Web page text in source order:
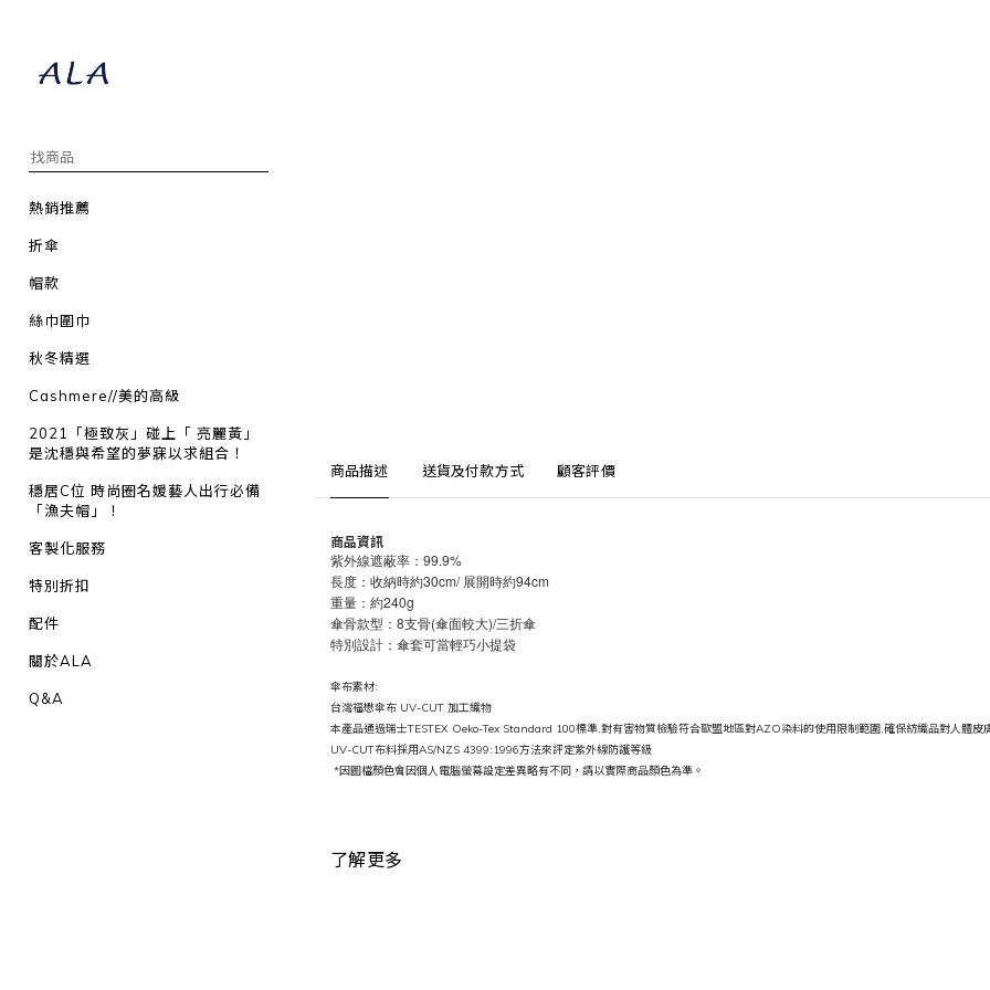
熱銷推薦
折傘
帽款
絲巾圍巾
秋冬精選
Cashmere//美的高級
2021「極致灰」碰上「 亮麗黃」
是沈穩與希望的夢寐以求組合！
穩居C位 時尚圈名媛藝人出行必備
「漁夫帽」！
客製化服務
特別折扣
配件
關於ALA
Q&A
商品描述 送貨及付款方式 顧客評價
商品資訊
紫外線遮蔽率：99.9%
長度：收納時約30cm/ 展開時約94cm
重量：約240g
傘骨款型：8支骨(傘面較大)/三折傘
特別設計：傘套可當輕巧小提袋
傘布素材:
台灣福懋傘布 UV-CUT 加工織物
本產品通過瑞士TESTEX Oeko-Tex Standard 100標準,對有害物質檢驗符合歐盟地區對AZO染料的使用限制範圍,確保紡織品對人體皮
UV-CUT布料採用AS/NZS 4399:1996方法來評定紫外線防護等級
*因圖檔顏色會因個人電腦螢幕設定差異略有不同，請以實際商品顏色為準。
了解更多